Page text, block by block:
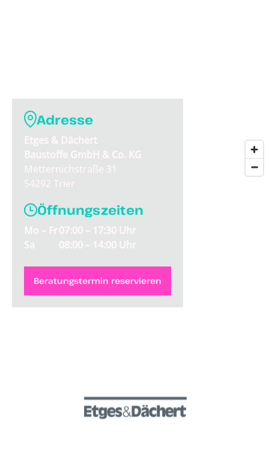
Adresse
Etges & Dächert
Baustoffe GmbH & Co. KG
Metternichstraße 31
54292 Trier
Öffnungszeiten
Mo – Fr07:00 – 17:30 Uhr
Sa
08:00 – 14:00 Uhr
Beratungstermin reservieren